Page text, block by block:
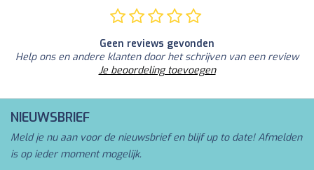
Geen reviews gevonden
Help ons en andere klanten door het schrijven van een review
Je beoordeling toevoegen
NIEUWSBRIEF
Meld je nu aan voor de nieuwsbrief en blijf up to date! Afmelden
is op ieder moment mogelijk.